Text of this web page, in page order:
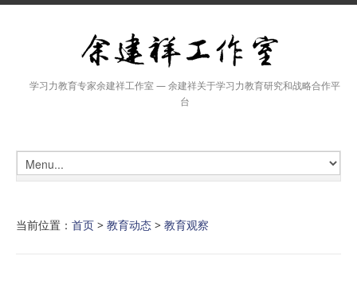
学习力教育专家余建祥工作室 — 余建祥关于学习力教育研究和战略合作平
台
当前位置： 首页 > 教育动态 > 教育观察